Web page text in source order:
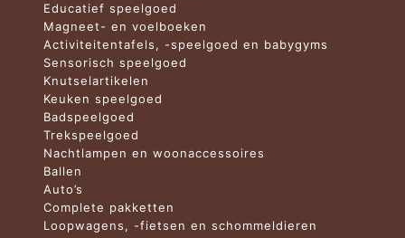
Educatief speelgoed
Magneet- en voelboeken
Activiteitentafels, -speelgoed en babygyms
Sensorisch speelgoed
Knutselartikelen
Keuken speelgoed
Badspeelgoed
Trekspeelgoed
Nachtlampen en woonaccessoires
Ballen
Auto’s
Complete pakketten
Loopwagens, -fietsen en schommeldieren